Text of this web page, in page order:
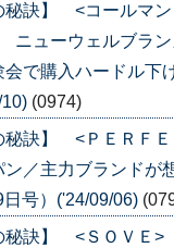
秘訣】 <コールマ
ニューウェルブラン
会で購入ハードル下
(0974)
秘訣】 <ＰＥＲＦ
／主力ブランドが
号）('24/09/06)
秘訣】 <ＳＯＶＥ